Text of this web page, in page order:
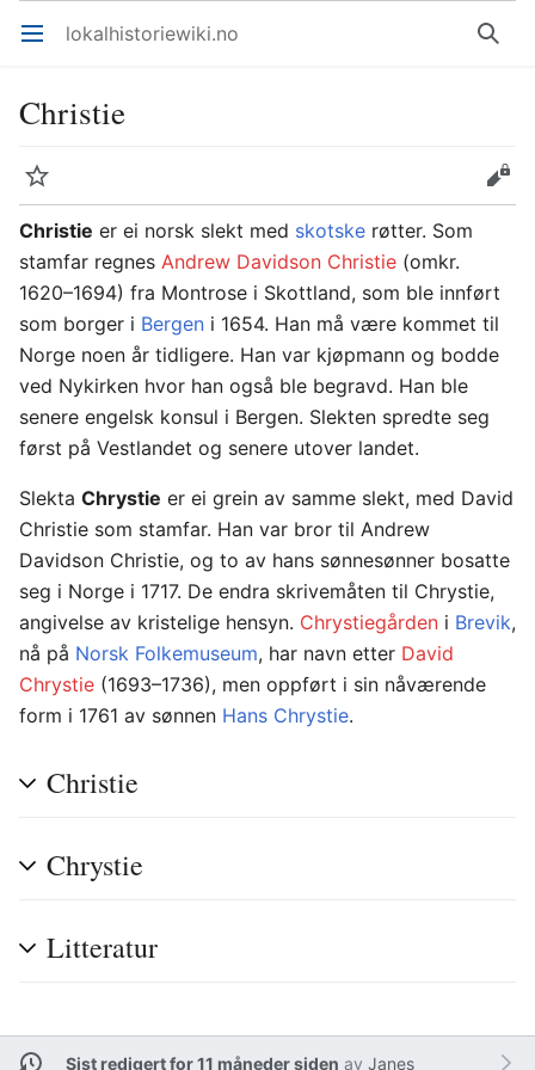
Åpne hovedmenyen lokalhistoriewiki.no Søk
Christie
Overvåk
Rediger
Christie er ei norsk slekt med skotske røtter. Som
stamfar regnes Andrew Davidson Christie (omkr.
1620–1694) fra Montrose i Skottland, som ble innført
som borger i Bergen i 1654. Han må være kommet til
Norge noen år tidligere. Han var kjøpmann og bodde
ved Nykirken hvor han også ble begravd. Han ble
senere engelsk konsul i Bergen. Slekten spredte seg
først på Vestlandet og senere utover landet.
Slekta Chrystie er ei grein av samme slekt, med David
Christie som stamfar. Han var bror til Andrew
Davidson Christie, og to av hans sønnesønner bosatte
seg i Norge i 1717. De endra skrivemåten til Chrystie,
angivelse av kristelige hensyn. Chrystiegården i Brevik,
nå på Norsk Folkemuseum, har navn etter David
Chrystie (1693–1736), men oppført i sin nåværende
form i 1761 av sønnen Hans Chrystie.
Christie
Chrystie
Litteratur
Sist redigert for 11 måneder siden av Janes